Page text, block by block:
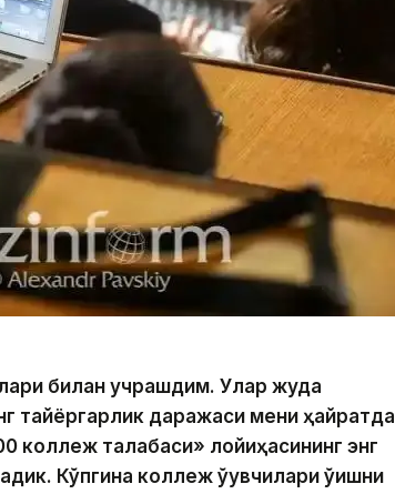
билан учрашдим. Улар жуда
тайёргарлик даражаси мени ҳайратда
коллеж талабаси» лойиҳасининг энг
Кўпгина коллеж ўқувчилари ўқишни